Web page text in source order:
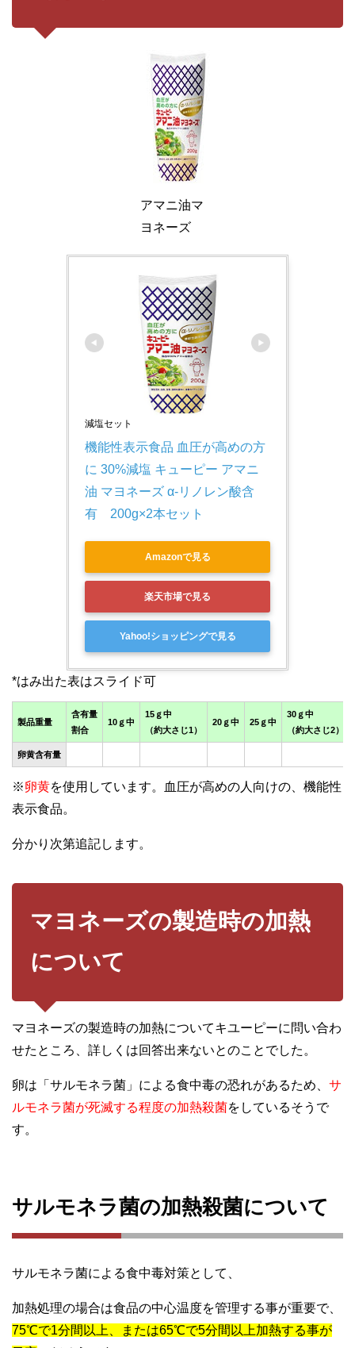
アマニ油マ
ヨネーズ
減塩セット
機能性表示食品 血圧が高めの方
に 30%減塩 キューピー アマニ
油 マヨネーズ α-リノレン酸含
有　200g×2本セット
Amazonで見る
楽天市場で見る
Yahoo!ショッピングで見る
製品重量
含有量
割合
10ｇ中
15ｇ中
（約大さじ1）
20ｇ中 25ｇ中
30ｇ中
（約大さじ2）
卵黄含有量
※卵黄を使用しています。血圧が高めの人向けの、機能性
表示食品。
分かり次第追記します。
マヨネーズの製造時の加熱
について
マヨネーズの製造時の加熱についてキユーピーに問い合わ
せたところ、詳しくは回答出来ないとのことでした。
卵は「サルモネラ菌」による食中毒の恐れがあるため、 サ
ルモネラ菌が死滅する程度の加熱殺菌をしているそうで
す。
サルモネラ菌の加熱殺菌について
サルモネラ菌による食中毒対策として、
加熱処理の場合は食品の中心温度を管理する事が重要で、
75℃で1分間以上、または65℃で5分間以上加熱する事が